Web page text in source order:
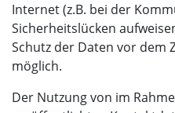
Internet (z.B. bei der
Sicherheitslücken
Schutz der Daten vor
möglich.
Der Nutzung von im